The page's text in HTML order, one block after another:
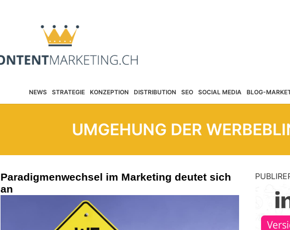
NEWS STRATEGIE KONZEPTION DISTRIBUTION SEO SOCIAL MEDIA BLOG-
UMGEHUNG DER
Paradigmenwechsel im Marketing deutet sich
an